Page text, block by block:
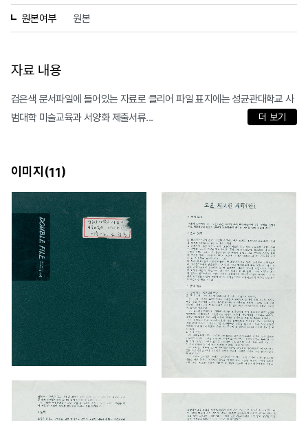
원본여부 원본
자료 내용
검은색 문서파일에 들어있는 자료로 클리어 파일 표지에는 성균관대학교 사
범대학 미술교육과 서양화 제출서류...
더 보기
이미지(11)